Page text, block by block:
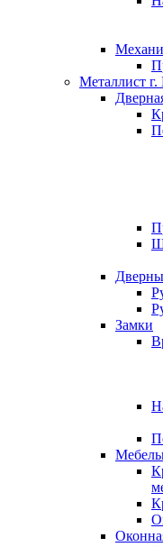
Металлист г.
Замки